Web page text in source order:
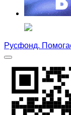
Русфонд.